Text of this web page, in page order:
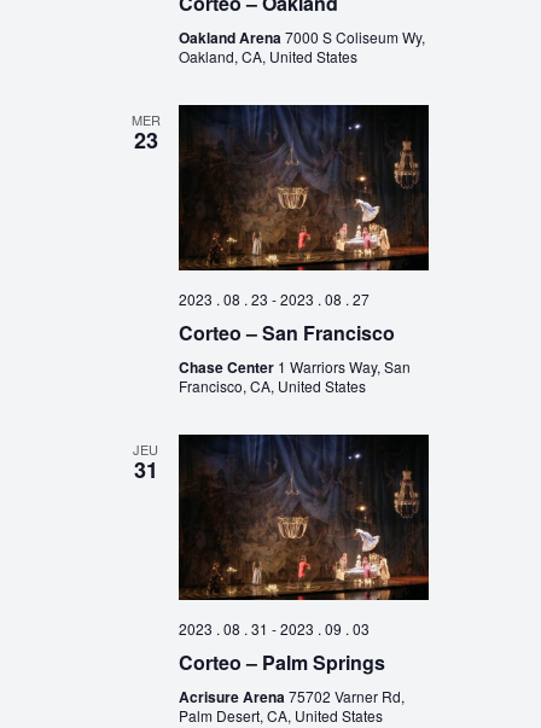
Oakland Arena7000 S Coliseum Wy,
Oakland, CA, United States
MER
23
2023 . 08 . 23 -2023 . 08 . 27
Corteo – San Francisco
Chase Center 1 Warriors Way, San
Francisco, CA, United States
JEU
31
2023 . 08 . 31 -2023 . 09 . 03
Corteo – Palm Springs
Acrisure Arena75702 Varner Rd,
Palm Desert, CA, United States